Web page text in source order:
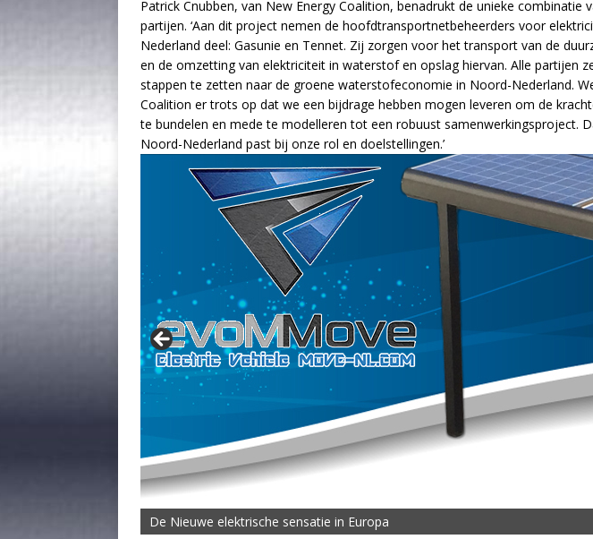
Patrick Cnubben, van New Energy Coalition, benadrukt de unieke combinatie
partijen. ‘Aan dit project nemen de hoofdtransportnetbeheerders voor
Nederland deel: Gasunie en Tennet. Zij zorgen voor het transport van de
en de omzetting van elektriciteit in waterstof en opslag hiervan. Alle partijen
stappen te zetten naar de groene waterstofeconomie in Noord-Nederland.
Coalition er trots op dat we een bijdrage hebben mogen leveren om de
te bundelen en mede te modelleren tot een robuust samenwerkingsproject.
Noord-Nederland past bij onze rol en doelstellingen.’
De Nieuwe elektrische sensatie in Europa
De MOVE Vigorous 1500 Highline | 45 km Topsnelheid en 50 km Actieradius